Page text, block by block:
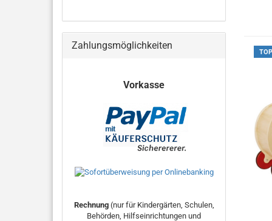
TOP
Zahlungsmöglichkeiten
Vorkasse
Rechnung (nur für Kindergärten, Schulen,
Behörden, Hilfseinrichtungen und